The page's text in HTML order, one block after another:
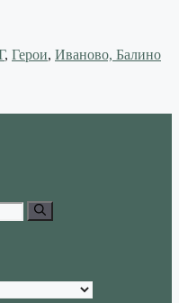
, Герои, Иваново, Балино